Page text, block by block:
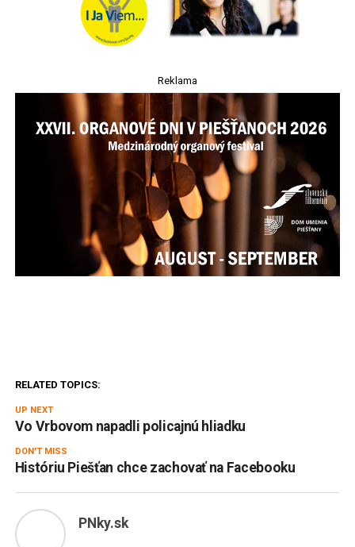
Reklama
RELATED TOPICS:
UP NEXT
Vo Vrbovom napadli policajnú hliadku
DON'T MISS
Históriu Piešťan chce zachovať na Facebooku
PNky.sk